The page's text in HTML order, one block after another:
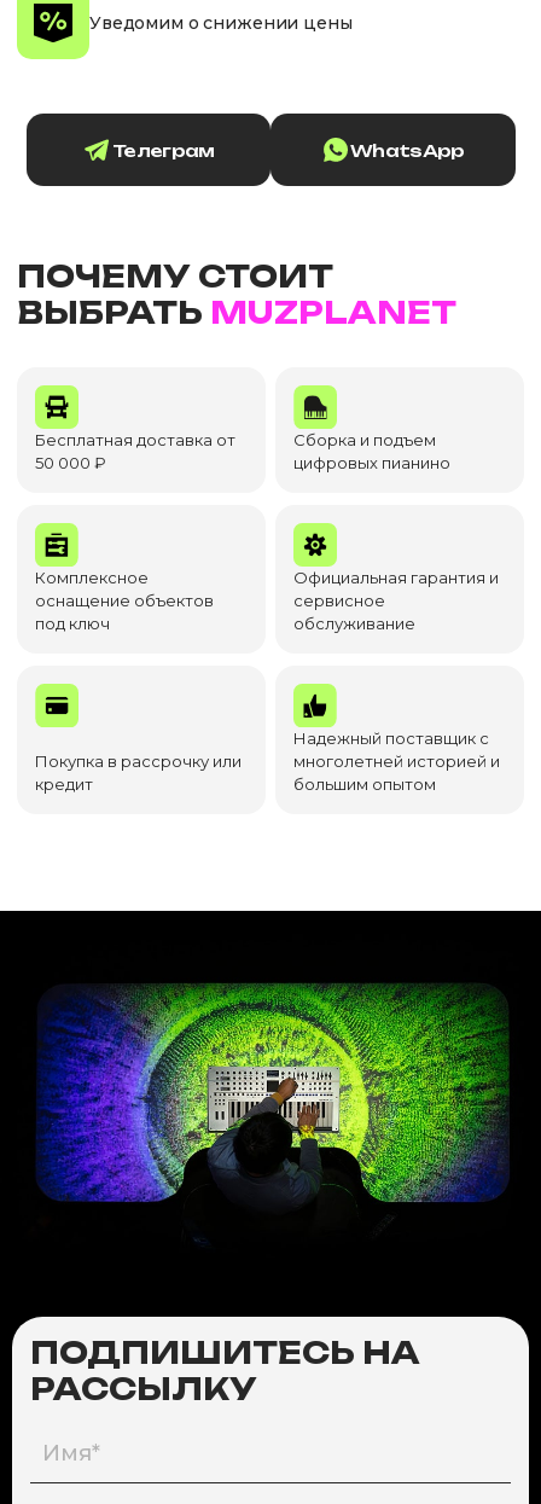
Уведомим о снижении цены
Телеграм WhatsApp
ПОЧЕМУ СТОИТ
ВЫБРАТЬ MUZPLANET
Бесплатная доставка от
50 000 ₽
Сборка и подъем
цифровых пианино
Комплексное
оснащение объектов
под ключ
Официальная гарантия и
сервисное
обслуживание
Покупка в рассрочку или
кредит
Надежный поставщик с
многолетней историей и
большим опытом
ПОДПИШИТЕСЬ НА
РАССЫЛКУ